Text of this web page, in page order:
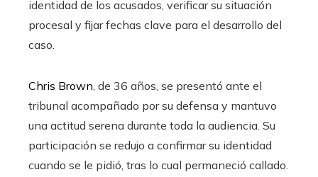
identidad de los acusados, verificar su situación
procesal y fijar fechas clave para el desarrollo del
caso.
Chris Brown, de 36 años, se presentó ante el
tribunal acompañado por su defensa y mantuvo
una actitud serena durante toda la audiencia. Su
participación se redujo a confirmar su identidad
cuando se le pidió, tras lo cual permaneció callado.